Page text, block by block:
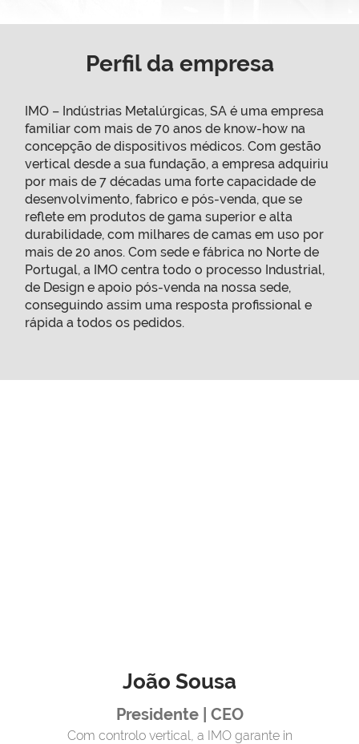
Perfil da empresa
IMO – Indústrias Metalúrgicas, SA é uma empresa
familiar com mais de 70 anos de know-how na
concepção de dispositivos médicos. Com gestão
vertical desde a sua fundação, a empresa adquiriu
por mais de 7 décadas uma forte capacidade de
desenvolvimento, fabrico e pós-venda, que se
reflete em produtos de gama superior e alta
durabilidade, com milhares de camas em uso por
mais de 20 anos. Com sede e fábrica no Norte de
Portugal, a IMO centra todo o processo Industrial,
de Design e apoio pós-venda na nossa sede,
conseguindo assim uma resposta profissional e
rápida a todos os pedidos.
João Sousa
Presidente | CEO
Com controlo vertical, a IMO garante in